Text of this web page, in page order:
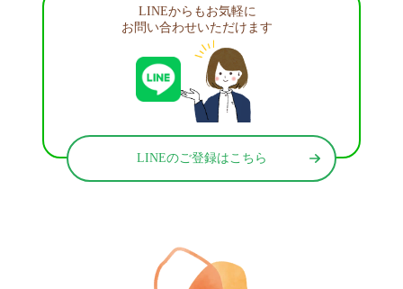
LINEからもお気軽に
お問い合わせいただけます
LINEのご登録はこちら